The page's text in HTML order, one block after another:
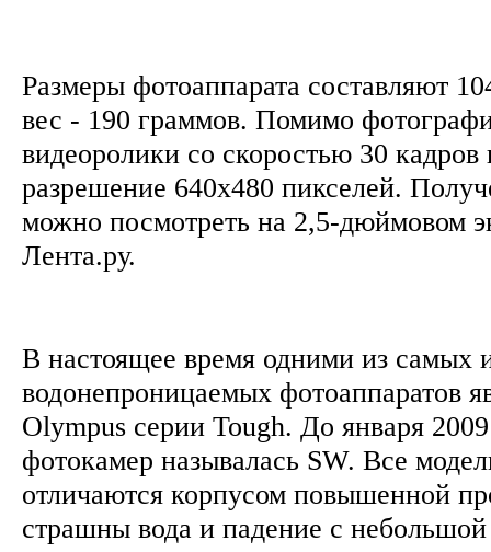
Размеры фотоаппарата составляют
вес - 190 граммов. Помимо
видеоролики со скоростью 30 кадров
разрешение 640х480 пикселей.
можно посмотреть на 2,5-дюймовом
Лента.ру.
В настоящее время одними из самых
водонепроницаемых фотоаппаратов
Olympus серии Tough. До января
фотокамер называлась SW. Все
отличаются корпусом повышенной
страшны вода и падение с